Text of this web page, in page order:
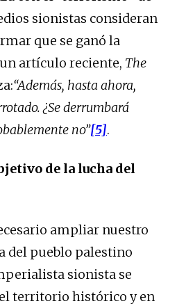
sionistas consideran
que se ganó la
artículo reciente, The
“Además, hasta ahora,
¿Se derrumbará
no”[5].
de la lucha del
ampliar nuestro
del pueblo palestino
sionista se
territorio histórico y en